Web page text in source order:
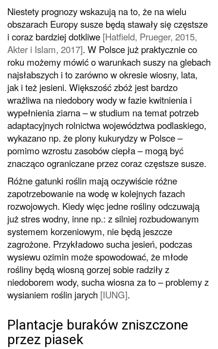
Niestety prognozy wskazują na to, że na wielu
obszarach Europy susze będą stawały się częstsze
i coraz bardziej dotkliwe [Hatfield, Prueger, 2015,
Akter i Islam, 2017]. W Polsce już praktycznie co
roku możemy mówić o warunkach suszy na glebach
najsłabszych i to zarówno w okresie wiosny, lata,
jak i też jesieni. Większość zbóż jest bardzo
wrażliwa na niedobory wody w fazie kwitnienia i
wypełnienia ziarna – w studium na temat potrzeb
adaptacyjnych rolnictwa województwa podlaskiego,
wykazano np. że plony kukurydzy w Polsce –
pomimo wzrostu zasobów ciepła – mogą być
znacząco ograniczane przez coraz częstsze susze.
Różne gatunki roślin mają oczywiście różne
zapotrzebowanie na wodę w kolejnych fazach
rozwojowych. Kiedy więc jedne rośliny odczuwają
już stres wodny, inne np.: z silniej rozbudowanym
systemem korzeniowym, nie będą jeszcze
zagrożone. Przykładowo sucha jesień, podczas
wysiewu ozimin może spowodować, że młode
rośliny będą wiosną gorzej sobie radziły z
niedoborem wody, sucha wiosna za to – problemy z
wysianiem roślin jarych [IUNG].
Plantacje buraków zniszczone
przez piasek